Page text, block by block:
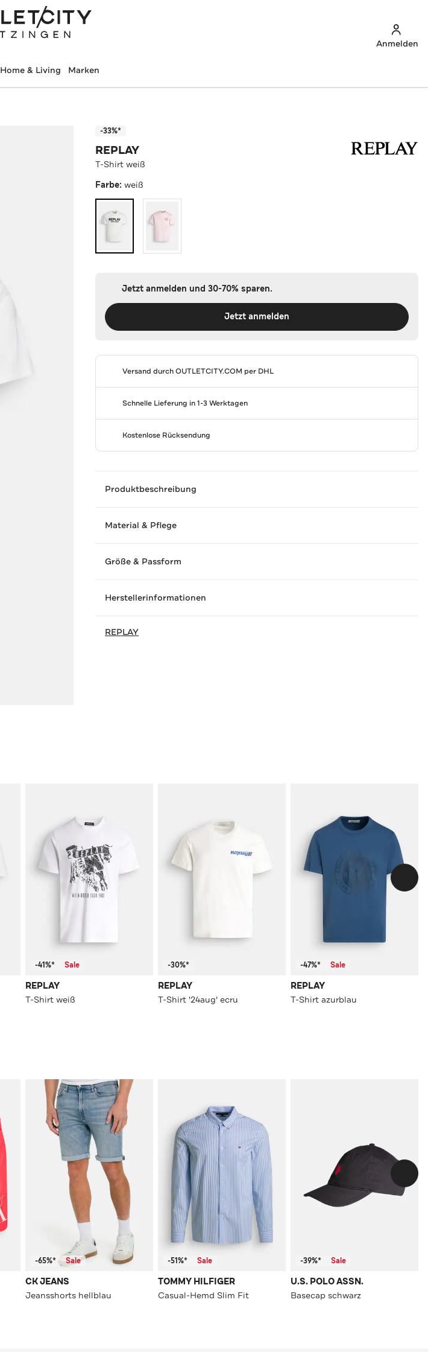
Anmelden
Home & Living Marken
-33%*
REPLAY
T-Shirt weiß
Farbe:weiß
Jetzt anmelden und 30-70% sparen.
Jetzt anmelden
Versand durchOUTLETCITY.COM per DHL
Schnelle Lieferung in 1-3 Werktagen
Kostenlose Rücksendung
Produktbeschreibung
Material & Pflege
Größe & Passform
Herstellerinformationen
REPLAY
-41%* Sale
REPLAY
T-Shirt weiß
-30%*
REPLAY
T-Shirt '24aug' ecru
-47%* Sale
REPLAY
T-Shirt azurblau
-65%* Sale
CK JEANS
Jeansshorts hellblau
-51%* Sale
TOMMY HILFIGER
Casual-Hemd Slim Fit
-39%* Sale
U.S. POLO ASSN.
Basecap schwarz